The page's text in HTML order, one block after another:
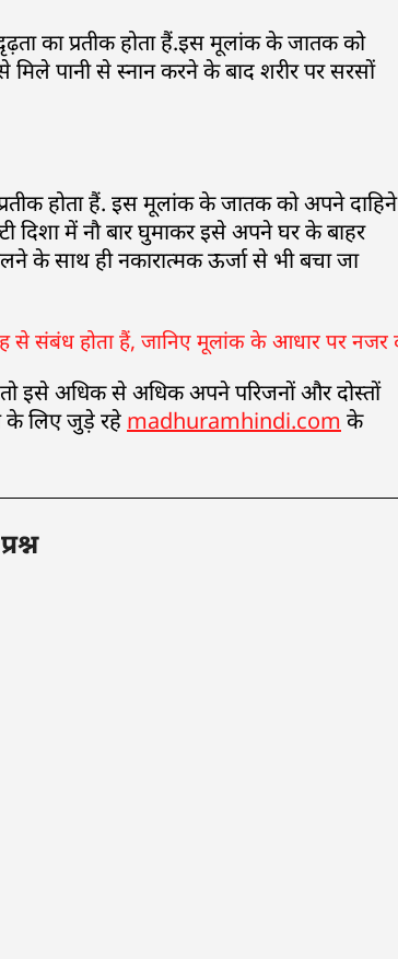
का प्रतीक होता हैं.इस मूलांक के जातक को
पानी से स्नान करने के बाद शरीर पर सरसों
होता हैं. इस मूलांक के जातक को अपने दाहिने
दिशा में नौ बार घुमाकर इसे अपने घर के बाहर
के साथ ही नकारात्मक ऊर्जा से भी बचा जा
इसे अधिक से अधिक अपने परिजनों और दोस्तों
लिए जुड़े रहे madhuramhindi.com के